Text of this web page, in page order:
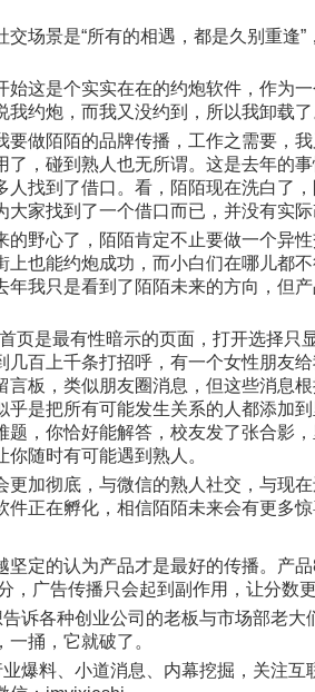
景是“所有的相遇，都是久别重逢”
是个实实在在的约炮软件，作为一
约炮，而我又没约到，所以我卸载了
陌陌的品牌传播，工作之需要，我
，碰到熟人也无所谓。这是去年的
人找到了借口。看，陌陌现在洗白了
家找到了一个借口而已，并没有实际
心了，陌陌肯定不止要做一个异性
也能约炮成功，而小白们在哪儿都
我只是看到了陌陌未来的方向，但
是最有性暗示的页面，打开选择只
百上千条打招呼，有一个女性朋友
板，类似朋友圈消息，但这些消息
乎是把所有可能发生关系的人都添加
，你恰好能解答，校友发了张合影
随时有可能遇到熟人。
彻底，与微信的熟人社交，与现在
正在孵化，相信陌陌未来会有更多惊
的认为产品才是最好的传播。产品
广告传播只会起到副作用，让分数更
各种创业公司的老板与市场部老大
捅，它就破了。
爆料、小道消息、内幕挖掘，关注